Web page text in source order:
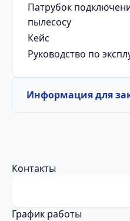
Патрубок
пылесосу
Кейс
Руководство по
Информация для
Контакты
График работы